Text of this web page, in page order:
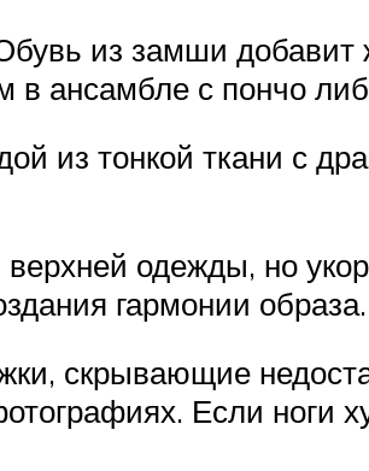
из замши добавит
в ансамбле с пончо
из тонкой ткани с
одежды, но
гармонии образа.
скрывающие
Если ноги